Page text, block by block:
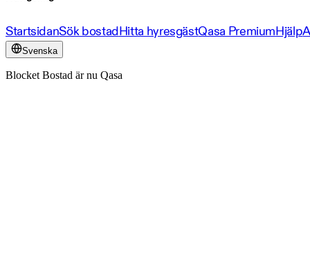
StartsidanSök bostadHitta hyresgästQasa PremiumHjälp
Svenska
Blocket Bostad är nu Qasa